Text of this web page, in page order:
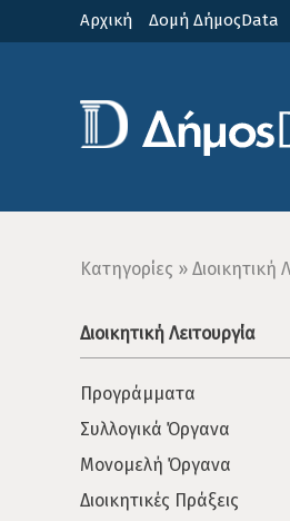
Παράκαμψη
προς
περιεχόμενο
Αρχική Δομή ΔήμοςData
Breadcrumb
Κατηγορίες Διοικητική
Διοικητική Λειτουργία
Προγράμματα
Συλλογικά Όργανα
Μονομελή Όργανα
Διοικητικές Πράξεις